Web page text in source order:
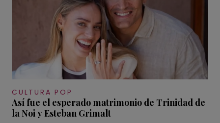
CULTURA POP
Así fue el esperado matrimonio de Trinidad de
la Noi y Esteban Grimalt